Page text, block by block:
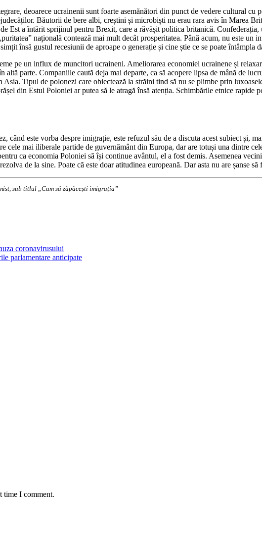
deoarece ucrainenii sunt foarte asemănători din punct de vedere cultural
Băutorii de bere albi, creștini și microbiști nu erau rara avis în Marea
Est a întărit sprijinul pentru Brexit, care a răvășit politica britanică.
națională contează mai mult decât prosperitatea. Până acum, nu este un
însă gustul recesiunii de aproape o generație și cine știe ce se poate întâmpla
pe un influx de muncitori ucraineni. Ameliorarea economiei ucrainene și
parte. Companiile caută deja mai departe, ca să acopere lipsa de mână de
Tipul de polonezi care obiectează la străini tind să nu se plimbe prin
din Estul Poloniei ar putea să le atragă însă atenția. Schimbările etnice rapide
când este vorba despre imigrație, este refuzul său de a discuta acest subiect și,
cele mai iliberale partide de guvernământ din Europa, dar are totuși una dintre
ca economia Poloniei să își continue avântul, el a fost demis. Asemenea
de la sine. Poate că este doar atitudinea europeană. Dar asta nu are șanse
sub titlul „Cum să zăpăcești imigrația”
coronavirusului
parlamentare anticipate
time I comment.